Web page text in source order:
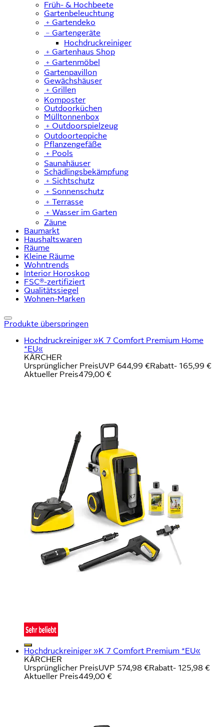
Früh- & Hochbeete
Gartenbeleuchtung
﹢ Gartendeko
﹣ Gartengeräte
Hochdruckreiniger
﹢ Gartenhaus Shop
﹢ Gartenmöbel
Gartenpavillon
Gewächshäuser
﹢ Grillen
Komposter
Outdoorküchen
Mülltonnenbox
﹢ Outdoorspielzeug
Outdoorteppiche
Pflanzengefäße
﹢ Pools
Saunahäuser
Schädlingsbekämpfung
﹢ Sichtschutz
﹢ Sonnenschutz
﹢ Terrasse
﹢ Wasser im Garten
Zäune
Baumarkt
Haushaltswaren
Räume
Kleine Räume
Wohntrends
Interior Horoskop
FSC®-zertifiziert
Qualitätssiegel
Wohnen-Marken
Produkte überspringen
Hochdruckreiniger »K 7 Comfort Premium Home
*EU«
KÄRCHER
Ursprünglicher PreisUVP 644,99 €Rabatt- 165,99 €
Aktueller Preis479,00 €
Hochdruckreiniger »K 7 Comfort Premium *EU«
KÄRCHER
Ursprünglicher PreisUVP 574,98 €Rabatt- 125,98 €
Aktueller Preis449,00 €